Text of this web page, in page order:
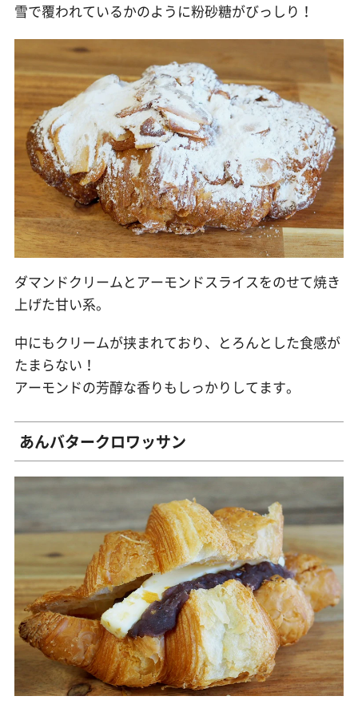
雪で覆われているかのように粉砂糖がびっしり！
ダマンドクリームとアーモンドスライスをのせて焼き
上げた甘い系。
中にもクリームが挟まれており、とろんとした食感が
たまらない！
アーモンドの芳醇な香りもしっかりしてます。
あんバタークロワッサン